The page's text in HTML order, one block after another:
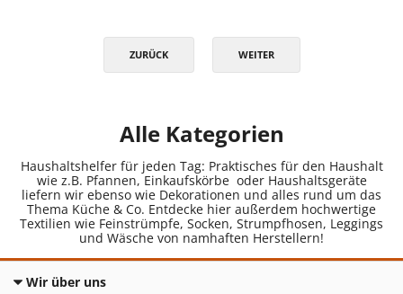
ZURÜCK WEITER
Alle Kategorien
Haushaltshelfer für jeden Tag: Praktisches für den Haushalt
wie z.B. Pfannen, Einkaufskörbe oder Haushaltsgeräte
liefern wir ebenso wie Dekorationen und alles rund um das
Thema Küche & Co. Entdecke hier außerdem hochwertige
Textilien wie Feinstrümpfe, Socken, Strumpfhosen, Leggings
und Wäsche von namhaften Herstellern!
Wir über uns